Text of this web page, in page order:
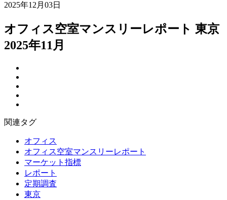
2025年12月03日
オフィス空室マンスリーレポート 東京
2025年11月
関連タグ
オフィス
オフィス空室マンスリーレポート
マーケット指標
レポート
定期調査
東京